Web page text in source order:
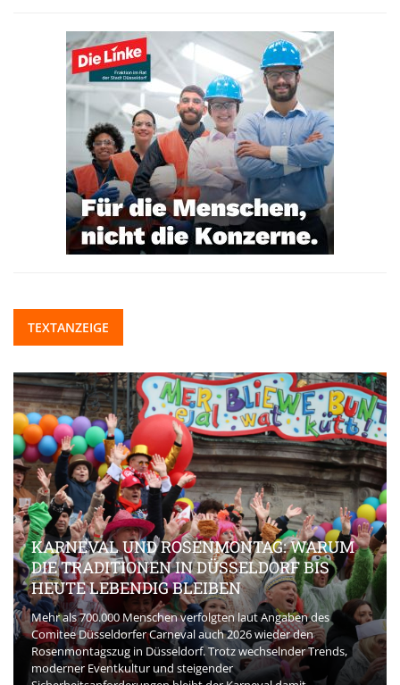
TEXTANZEIGE
KARNEVAL UND ROSENMONTAG: WARUM
DIE TRADITIONEN IN DÜSSELDORF BIS
HEUTE LEBENDIG BLEIBEN
Mehr als 700.000 Menschen verfolgten laut Angaben des
Comitee Düsseldorfer Carneval auch 2026 wieder den
Rosenmontagszug in Düsseldorf. Trotz wechselnder Trends,
moderner Eventkultur und steigender